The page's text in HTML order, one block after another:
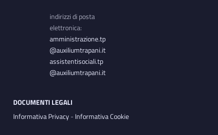
indirizzi di posta
elettronica:
amministrazione.tp
@auxiliumtrapani.it
assistentisociali.tp
@auxiliumtrapani.it
DOCUMENTI LEGALI
Informativa Privacy- Informativa Cookie